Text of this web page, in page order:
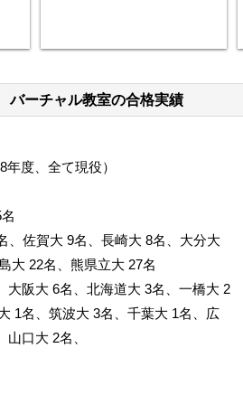
ーチャル教室の合格実績
度、全て現役）
、佐賀大 9名、長崎大 8名、大分大
大 22名、熊県立大 27名
大阪大 6名、北海道大 3名、一橋大 2
1名、筑波大 3名、千葉大 1名、広
口大 2名、